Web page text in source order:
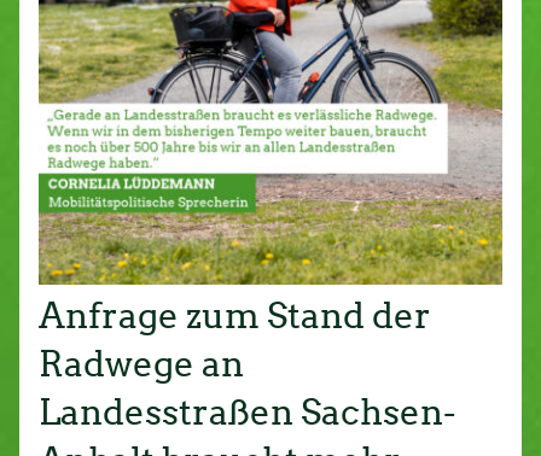
Anfrage zum Stand der
Radwege an
Landesstraßen Sachsen-